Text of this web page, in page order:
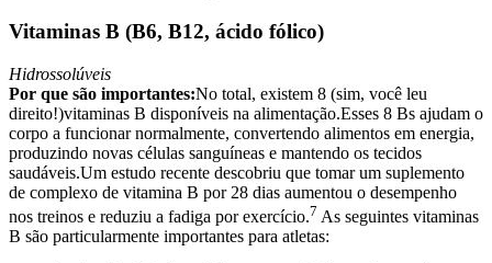
Vitaminas B (B6, B12, ácido fólico)
Hidrossolúveis
Por que são importantes:No total, existem 8 (sim, você leu
direito!)vitaminas B disponíveis na alimentação.Esses 8 Bs ajudam o
corpo a funcionar normalmente, convertendo alimentos em energia,
produzindo novas células sanguíneas e mantendo os tecidos
saudáveis.Um estudo recente descobriu que tomar um suplemento
de complexo de vitamina B por 28 dias aumentou o desempenho
nos treinos e reduziu a fadiga por exercício.7 As seguintes vitaminas
B são particularmente importantes para atletas: